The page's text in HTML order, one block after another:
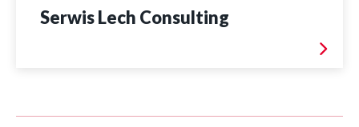
Serwis Lech Consulting